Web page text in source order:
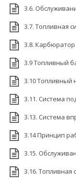
3.6.
3.7. Топливная
3.8. Карбюратор
3.9 Топливный
3.10 Топливный
3.11. Система
3.13. Система
3.14 Принцип
3.15.
3.16. Топливная